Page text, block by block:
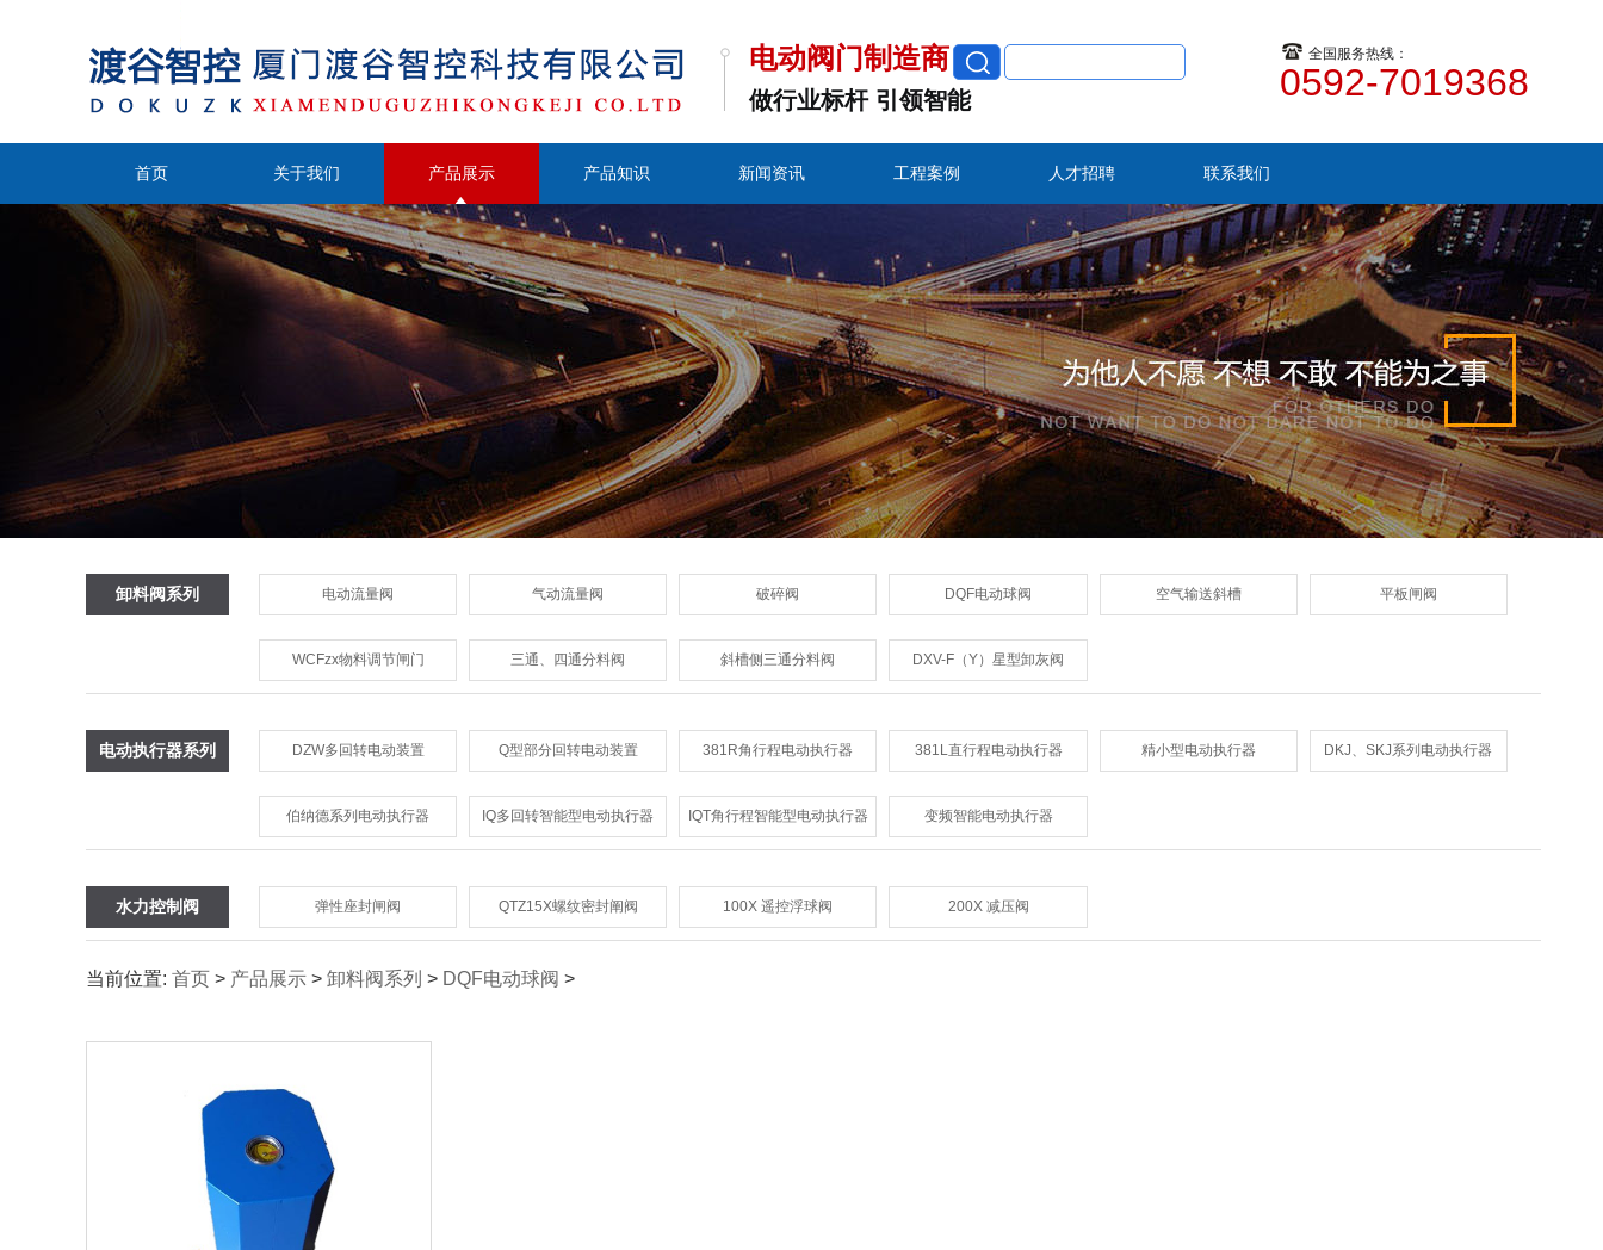
电动阀门制造商
做行业标杆 引领智能
全国服务热线：
0592-7019368
首页 关于我们 产品展示 产品知识 新闻资讯 工程案例 人才招聘 联系我们
卸料阀系列 电动流量阀 气动流量阀 破碎阀 DQF电动球阀 空气输送斜槽 平板闸阀
WCFzx物料调节闸门 三通、四通分料阀 斜槽侧三通分料阀 DXV-F（Y）星型卸灰阀
电动执行器系列 DZW多回转电动装置 Q型部分回转电动装置 381R角行程电动执行器 381L直行程电动执行器 精小型电动执行器 DKJ、SKJ系列电动执行器
伯纳德系列电动执行器 IQ多回转智能型电动执行器 IQT角行程智能型电动执行器 变频智能电动执行器
水力控制阀 弹性座封闸阀 QTZ15X螺纹密封阐阀 100X 遥控浮球阀 200X 减压阀
当前位置: 首页 > 产品展示 > 卸料阀系列 > DQF电动球阀 >